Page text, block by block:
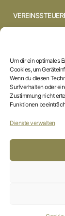
Um dir ein optimales
Cookies, um
Wenn du diesen
Surfverhalten oder
Zustimmung nicht
Funktionen
Dienste verwalten
STARTSEITE
COOKIE-